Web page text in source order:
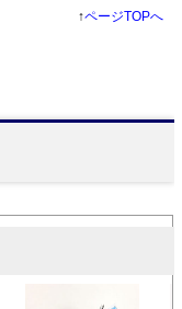
↑ページTOPへ